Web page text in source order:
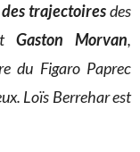
trajectoiresdes
Gaston Morvan,
du Figaro Paprec
Loïs Berrehar est